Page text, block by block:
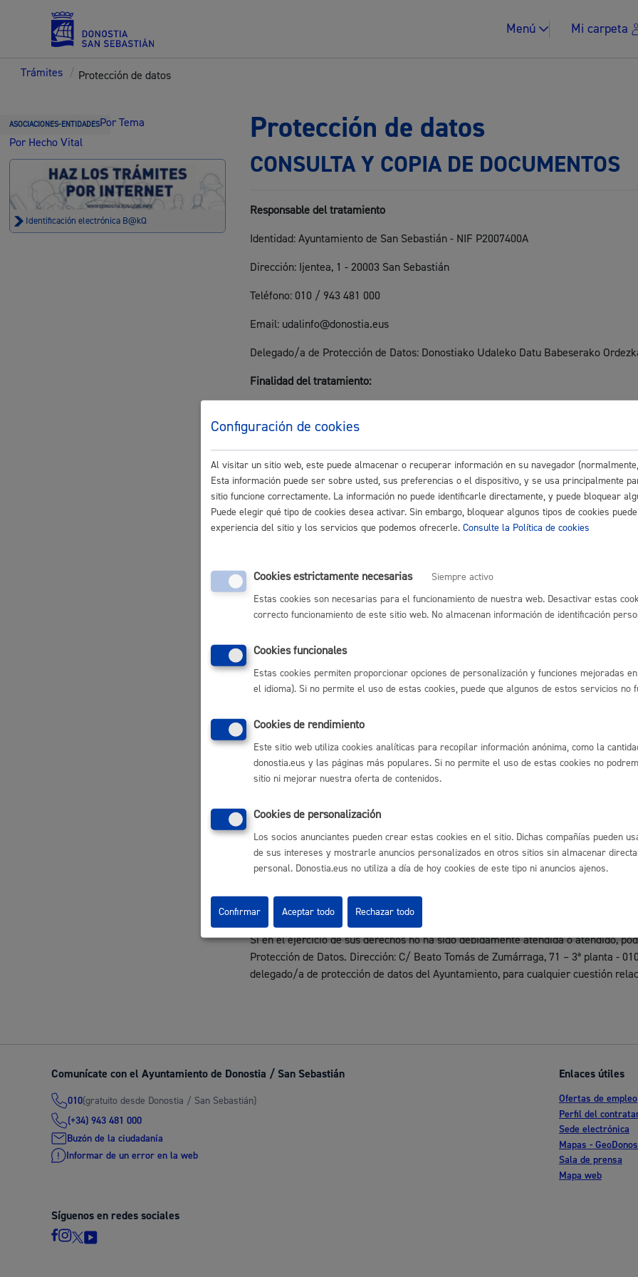
Menú Mi carpeta
Padrón y asuntos personales Impuestos y multas
Espacio público,
Seguridad ciudadana y emergencias
Salud Pública, animales y consumo Desarrollo
Igualdad, derechos
Participación ciudadana y asociacionismo Cultura
Actualidad
Noticias
Avisos
Tablón de anuncios
Calendario fiscal
Trámites / Protección de datos
ASOCIACIONES-ENTIDADESPor Tema
Por Hecho Vital
Identificación electrónica B@kQ
Protección de datos
CONSULTA Y COPIA DE DOCUMENTOS
Responsable del tratamiento
Identidad: Ayuntamiento de San Sebastián - NIF P2007400A
Dirección: Ijentea, 1 - 20003 San Sebastián
Teléfono: 010 / 943 481 000
Email: udalinfo@donostia.eus
Delegado/a de Protección de Datos: Donostiako Udaleko Datu Babeserako
Finalidad del tratamiento:
Gestión de la información personal relativa a la solicitud de consulta de la
de copias compulsadas de documentos relativos a expedientes de obras,
Plazos de conservación:
Los datos personales se conservarán durante el tiempo necesario para cumplir
posibles responsabilidades que se pudieran derivar de dicha finalidad y del
archivos y documentación.
Ejercicio de la potestad pública art 6.1.e) RGPD. Ley 7/1990, de 3 de julio, de
Procedimiento Administrativo Común de las Administraciones Públicas. Decreto
Reglamento de los Servicios de Archivo y las Normas Reguladoras del
Transparencia, Acceso a la Información Pública y Buen Gobierno.
Destinatarios
Derechos
Las personas afectadas tienen derecho a obtener confirmación sobre si el
Además, tendrán derecho a solicitar:
La rectificación de los datos inexactos o incompletos.
La supresión de sus datos cuando, entre otros motivos, los datos ya no sean
La limitación del tratamiento de sus datos, en cuyo caso, sólo serán
reclamaciones.
La oposición al tratamiento de sus datos, en cuyo caso, el Ayuntamiento
ejercicio o la defensa de posibles reclamaciones.
Los derechos podrán ejercitarsevía on line
o presencial ante el Ayuntamiento,
del tratamiento.
Si en el ejercicio de sus derechos no ha sido debidamente atendida o atendido,
Protección de Datos. Dirección: C/ Beato Tomás de Zumárraga, 71 – 3ª planta -
delegado/a de protección de datos del Ayuntamiento, para cualquier cuestión
Comunícate con el Ayuntamiento de Donostia / San Sebastián
010(gratuito desde Donostia / San Sebastián)
(+34) 943 481 000
Buzón de la ciudadanía
Informar de un error en la web
Enlaces útiles
Ofertas de empleo
Perfil del
Sede electrónica
Mapas -
Sala de prensa
Mapa web
Síguenos en redes sociales
Configuración de cookies
Al visitar un sitio web, este puede almacenar o recuperar información en su navegador
Esta información puede ser sobre usted, sus preferencias o el dispositivo, y se usa principalmente
sitio funcione correctamente. La información no puede identificarle directamente, y puede bloquear
Puede elegir qué tipo de cookies desea activar. Sin embargo, bloquear algunos tipos de cookies
experiencia del sitio y los servicios que podemos ofrecerle. Consulte la Política de cookies
Cookies estrictamente necesarias
Siempre activo
Estas cookies son necesarias para el funcionamiento de nuestra web. Desactivar estas
correcto funcionamiento de este sitio web. No almacenan información de identificación
Cookies funcionales
Estas cookies permiten proporcionar opciones de personalización y funciones mejoradas
el idioma). Si no permite el uso de estas cookies, puede que algunos de estos servicios no
Cookies de rendimiento
Este sitio web utiliza cookies analíticas para recopilar información anónima, como la
donostia.eus y las páginas más populares. Si no permite el uso de estas cookies no
sitio ni mejorar nuestra oferta de contenidos.
Cookies de personalización
Los socios anunciantes pueden crear estas cookies en el sitio. Dichas compañías pueden
de sus intereses y mostrarle anuncios personalizados en otros sitios sin almacenar
personal. Donostia.eus no utiliza a día de hoy cookies de este tipo ni anuncios ajenos.
Rechazar todo
Confirmar Aceptar todo